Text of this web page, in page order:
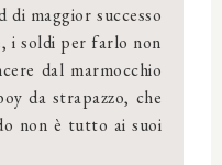
di maggior successo
i soldi per farlo non
dal marmocchio
da strapazzo, che
non è tutto ai suoi